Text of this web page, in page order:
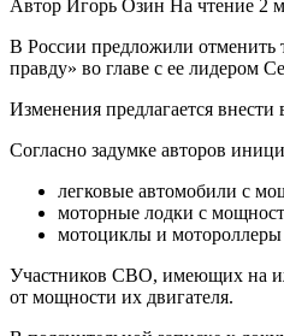
Автор Игорь Озин На чтение 2
В России предложили отменить
правду» во главе с ее лидером
Изменения предлагается
Согласно задумке авторов
легковые автомобили с
моторные лодки с
мотоциклы и
Участников СВО, имеющих на
от мощности их двигателя.